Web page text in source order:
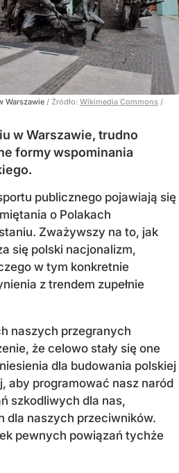
Warszawie / Źródło: Wikimedia Commons /
w Warszawie, trudno
formy wspominania
publicznego pojawiają się
o Polakach
Zważywszy na to, jak
się polski nacjonalizm,
w tym konkretnie
z trendem zupełnie
naszych przegranych
że celowo stały się one
dla budowania polskiej
aby programować nasz naród
szkodliwych dla nas,
dla naszych przeciwników.
pewnych powiązań tychże